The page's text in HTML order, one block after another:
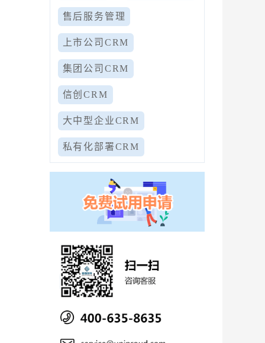
售后服务管理
上市公司CRM
集团公司CRM
信创CRM
大中型企业CRM
私有化部署CRM